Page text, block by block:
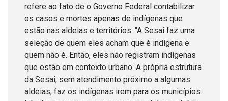
refere ao fato de o Governo Federal contabilizar
os casos e mortes apenas de indígenas que
estão nas aldeias e territórios. "A Sesai faz uma
seleção de quem eles acham que é indígena e
quem não é. Então, eles não registram indígenas
que estão em contexto urbano. A própria estrutura
da Sesai, sem atendimento próximo a algumas
aldeias, faz os indígenas irem para os municípios.